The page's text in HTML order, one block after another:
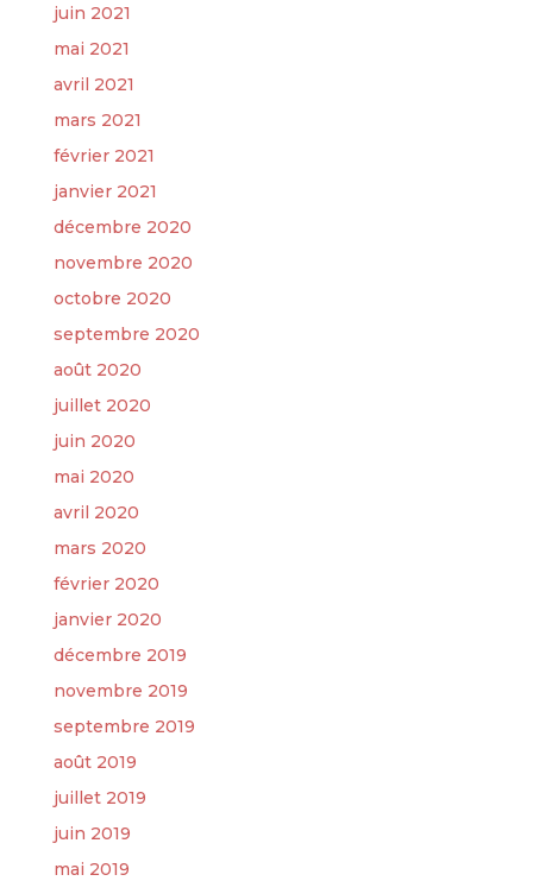
juin 2021
mai 2021
avril 2021
mars 2021
février 2021
janvier 2021
décembre 2020
novembre 2020
octobre 2020
septembre 2020
août 2020
juillet 2020
juin 2020
mai 2020
avril 2020
mars 2020
février 2020
janvier 2020
décembre 2019
novembre 2019
septembre 2019
août 2019
juillet 2019
juin 2019
mai 2019